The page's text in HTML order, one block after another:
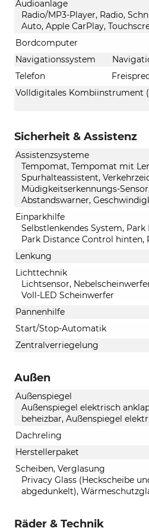
Audioanlage
Radio/MP3-Player, Radio,
Auto, Apple CarPlay,
Bordcomputer
Navigationssystem
Telefon
Volldigitales Kombiinstrument
Sicherheit & Assistenz
Assistenzsysteme
Tempomat, Tempomat mit
Spurhalteassistent,
Müdigkeitserkennungs-
Abstandswarner,
Einparkhilfe
Selbstlenkendes System,
Park Distance Control hinten,
Lenkung
Lichttechnik
Lichtsensor,
Voll-LED Scheinwerfer
Pannenhilfe
Start/Stop-Automatik
Zentralverriegelung
Außen
Außenspiegel
Außenspiegel elektrisch
beheizbar, Außenspiegel
Dachreling
Herstellerpaket
Scheiben, Verglasung
Privacy Glass (Heckscheibe
abgedunkelt),
Räder & Technik